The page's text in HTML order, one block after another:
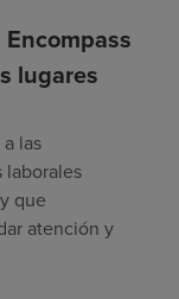
lugares
las
laborales
que
atención y